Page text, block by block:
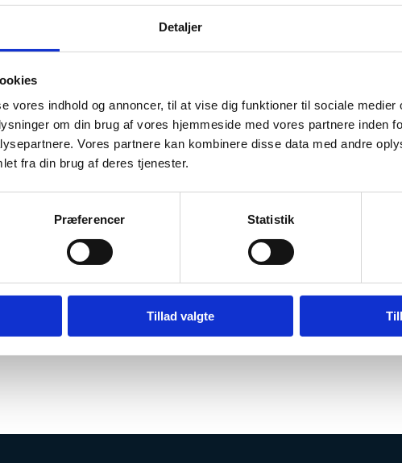
Detaljer
vores indhold og annoncer, til at vise dig funktioner til sociale medier
om din brug af vores hjemmeside med vores partnere inden
Vores partnere kan kombinere disse data med andre
fra din brug af deres tjenester.
Præferencer Statistik
Tillad valgte
mäßige Leistung, die ein wenig unter dem Mittel liegt
noch ausreichende Leistung
unsichere und nicht ausreichende Leistung
völlig ungenügende Leistung
6 bis 13 waren bestanden, wobei 13 nur äußerst selten für
vergeben wurde.